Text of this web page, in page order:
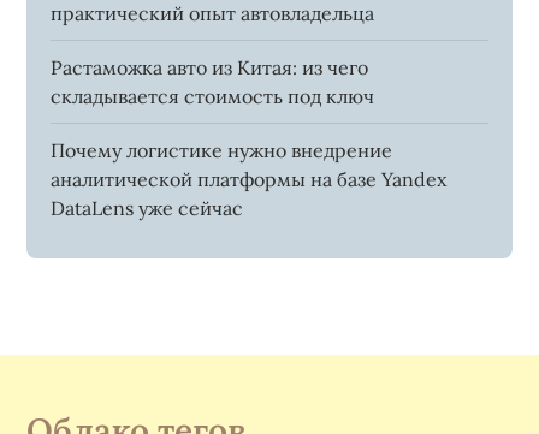
практический опыт автовладельца
Растаможка авто из Китая: из чего
складывается стоимость под ключ
Почему логистике нужно внедрение
аналитической платформы на базе Yandex
DataLens уже сейчас